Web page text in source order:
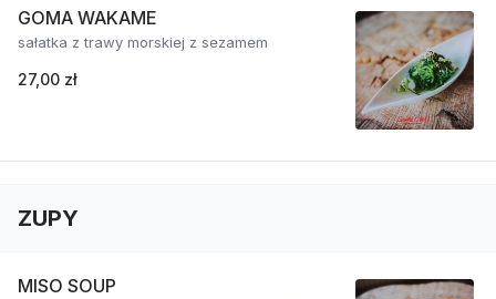
GOMA WAKAME
sałatka z trawy morskiej z sezamem
27,00 zł
ZUPY
MISO SOUP